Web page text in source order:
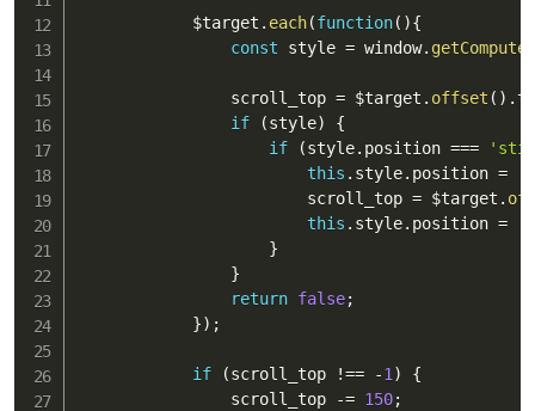
            $target
. each(function( ){
const style = window.
                scroll_top
= $target . offset ( ) .
if
(style)
{
if
(style. position ===
this . style. position =
                        scroll_top
= $target .
this . style. position =
}
}
return false;
}) ;
if (scroll_top !== -1)
{
                scroll_top
-= 150;